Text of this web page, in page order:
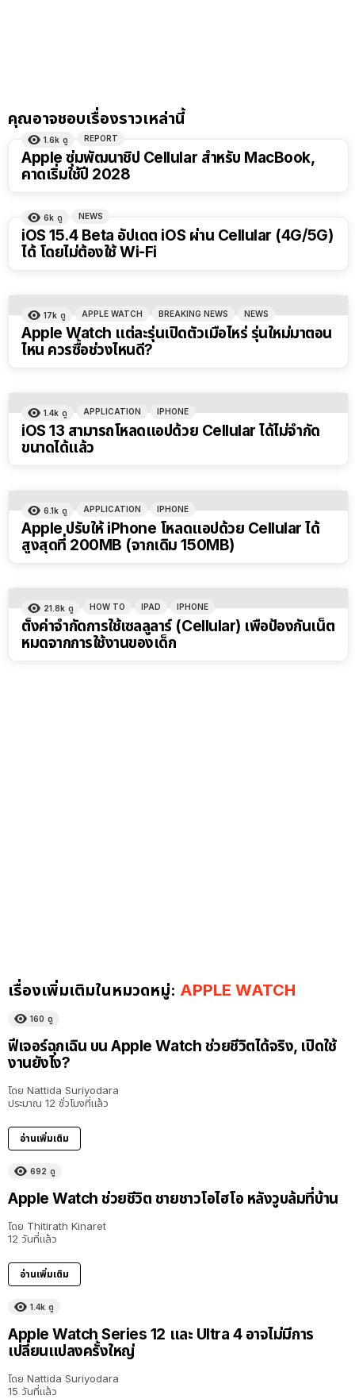
คุณอาจชอบเรื่องราวเหล่านี้
1.6k ดู REPORT
Apple ซุ่มพัฒนาชิป Cellular สำหรับ MacBook,
คาดเริ่มใช้ปี 2028
6k ดู NEWS
iOS 15.4 Beta อัปเดต iOS ผ่าน Cellular (4G/5G)
ได้ โดยไม่ต้องใช้ Wi-Fi
17k ดู APPLE WATCH BREAKING NEWS NEWS
Apple Watch แต่ละรุ่นเปิดตัวเมื่อไหร่ รุ่นใหม่มาตอน
ไหน ควรซื้อช่วงไหนดี?
1.4k ดู APPLICATION IPHONE
iOS 13 สามารถโหลดแอปด้วย Cellular ได้ไม่จำกัด
ขนาดได้แล้ว
6.1k ดู APPLICATION IPHONE
Apple ปรับให้ iPhone โหลดแอปด้วย Cellular ได้
สูงสุดที่ 200MB (จากเดิม 150MB)
21.8k ดู HOW TO IPAD IPHONE
ตั้งค่าจำกัดการใช้เซลลูลาร์ (Cellular) เพื่อป้องกันเน็ต
หมดจากการใช้งานของเด็ก
เรื่องเพิ่มเติมในหมวดหมู่: APPLE WATCH
160 ดู
ฟีเจอร์ฉุกเฉิน บน Apple Watch ช่วยชีวิตได้จริง, เปิดใช้
งานยังไง?
โดย Nattida Suriyodara
ประมาณ 12 ชั่วโมงที่แล้ว
อ่านเพิ่มเติม
692 ดู
Apple Watch ช่วยชีวิต ชายชาวโอไฮโอ หลังวูบล้มที่บ้าน
โดย Thitirath Kinaret
12 วันที่แล้ว
อ่านเพิ่มเติม
1.4k ดู
Apple Watch Series 12 และ Ultra 4 อาจไม่มีการ
เปลี่ยนแปลงครั้งใหญ่
โดย Nattida Suriyodara
15 วันที่แล้ว